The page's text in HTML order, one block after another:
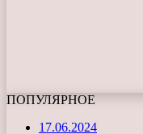
ПОПУЛЯРНОЕ
17.06.2024